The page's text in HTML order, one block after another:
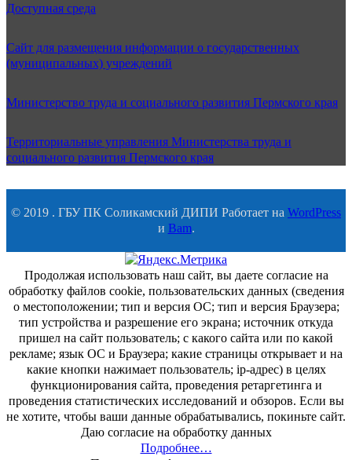
Доступная среда
Сайт для размещения информации о государственных
(муниципальных) учреждений
Министерство труда и социального развития Пермского края
Территориальные управления Министерства труда и
социального развития Пермского края
© 2019 . ГБУ ПК Соликамский ДИПИ Работает на WordPress
и Bam.
Продолжая использовать наш сайт, вы даете согласие на
обработку файлов cookie, пользовательских данных (сведения
о местоположении; тип и версия ОС; тип и версия Браузера;
тип устройства и разрешение его экрана; источник откуда
пришел на сайт пользователь; с какого сайта или по какой
рекламе; язык ОС и Браузера; какие страницы открывает и на
какие кнопки нажимает пользователь; ip-адрес) в целях
функционирования сайта, проведения ретаргетинга и
проведения статистических исследований и обзоров. Если вы
не хотите, чтобы ваши данные обрабатывались, покиньте сайт.
Даю согласие на обработку данных
Подробнее…